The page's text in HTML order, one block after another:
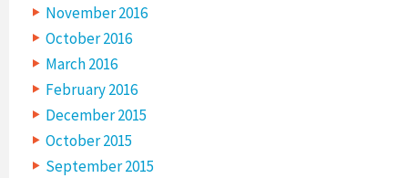
November 2016
October 2016
March 2016
February 2016
December 2015
October 2015
September 2015